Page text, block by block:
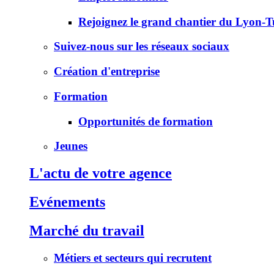
Rejoignez le grand chantier du Lyon-
Suivez-nous sur les réseaux sociaux
Création d'entreprise
Formation
Opportunités de formation
Jeunes
L'actu de votre agence
Evénements
Marché du travail
Métiers et secteurs qui recrutent